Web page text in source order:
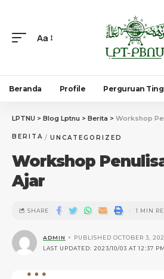
Aa
Beranda Profile Perguruan
LPTNU > Blog Lptnu > Berita > Workshop
BERITA UNCATEGORIZED
Workshop
Ajar
LAST UPDATED: 2023/10/03 AT 12:37 PM
ADMIN PUBLISHED OCTOBER 3,
SHARE 1 MIN